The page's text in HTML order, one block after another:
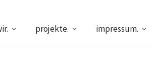
projekte. impressum.